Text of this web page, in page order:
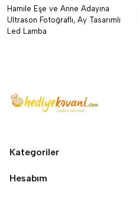
Hamile Eşe ve Anne Adayına
Ultrason Fotoğraflı, Ay Tasarımlı
Led Lamba
Kategoriler
Hesabım